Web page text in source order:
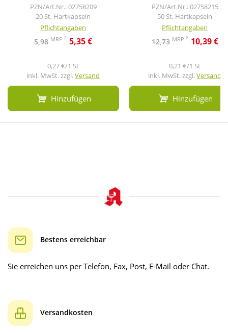
PZN/Art.Nr.: 02758209
20 St, Hartkapseln
Pflichtangaben
5,98 MRP2 5,35 €
0,27 €/1 St
inkl. MwSt. zzgl.Versand
Hinzufügen
PZN/Art.Nr.: 02758215
50 St, Hartkapseln
Pflichtangaben
12,73 MRP 2 10,39 €
0,21 €/1 St
inkl. MwSt. zzgl.Versand
Hinzufügen
Bestens erreichbar
Sie erreichen uns per Telefon, Fax, Post, E-Mail oder Chat.
Versandkosten